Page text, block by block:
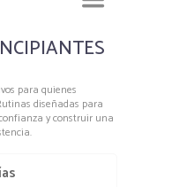
para quienes
diseñadas para
y construir una